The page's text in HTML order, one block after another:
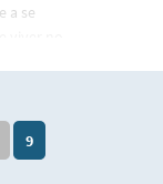
a se
9